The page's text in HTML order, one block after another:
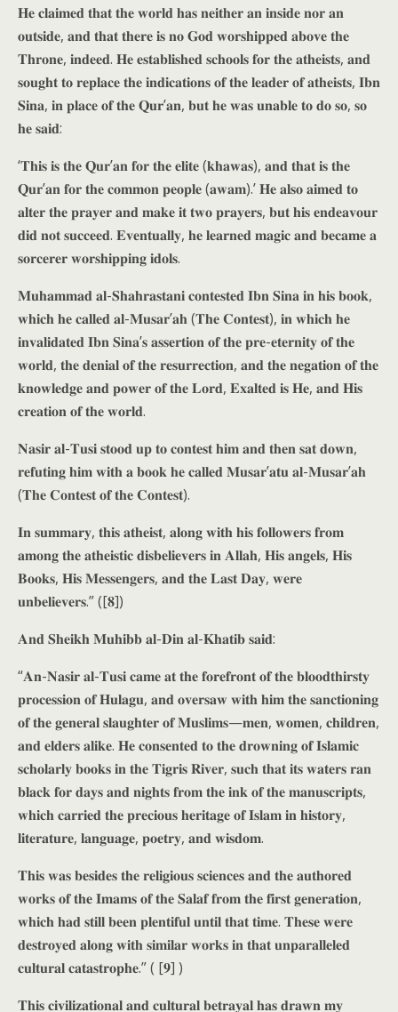
𝐇𝐞 𝐜𝐥𝐚𝐢𝐦𝐞𝐝 𝐭𝐡𝐚𝐭 𝐭𝐡𝐞 𝐰𝐨𝐫𝐥𝐝 𝐡𝐚𝐬 𝐧𝐞𝐢𝐭𝐡𝐞𝐫 𝐚𝐧 𝐢𝐧𝐬𝐢𝐝𝐞 𝐧𝐨𝐫 𝐚𝐧
𝐨𝐮𝐭𝐬𝐢𝐝𝐞, 𝐚𝐧𝐝 𝐭𝐡𝐚𝐭 𝐭𝐡𝐞𝐫𝐞 𝐢𝐬 𝐧𝐨 𝐆𝐨𝐝 𝐰𝐨𝐫𝐬𝐡𝐢𝐩𝐩𝐞𝐝 𝐚𝐛𝐨𝐯𝐞 𝐭𝐡𝐞
𝐓𝐡𝐫𝐨𝐧𝐞, 𝐢𝐧𝐝𝐞𝐞𝐝. 𝐇𝐞 𝐞𝐬𝐭𝐚𝐛𝐥𝐢𝐬𝐡𝐞𝐝 𝐬𝐜𝐡𝐨𝐨𝐥𝐬 𝐟𝐨𝐫 𝐭𝐡𝐞 𝐚𝐭𝐡𝐞𝐢𝐬𝐭𝐬, 𝐚𝐧𝐝
𝐬𝐨𝐮𝐠𝐡𝐭 𝐭𝐨 𝐫𝐞𝐩𝐥𝐚𝐜𝐞 𝐭𝐡𝐞 𝐢𝐧𝐝𝐢𝐜𝐚𝐭𝐢𝐨𝐧𝐬 𝐨𝐟 𝐭𝐡𝐞 𝐥𝐞𝐚𝐝𝐞𝐫 𝐨𝐟 𝐚𝐭𝐡𝐞𝐢𝐬𝐭𝐬, 𝐈𝐛𝐧
𝐒𝐢𝐧𝐚, 𝐢𝐧 𝐩𝐥𝐚𝐜𝐞 𝐨𝐟 𝐭𝐡𝐞 𝐐𝐮𝐫’𝐚𝐧, 𝐛𝐮𝐭 𝐡𝐞 𝐰𝐚𝐬 𝐮𝐧𝐚𝐛𝐥𝐞 𝐭𝐨 𝐝𝐨 𝐬𝐨, 𝐬𝐨
𝐡𝐞 𝐬𝐚𝐢𝐝:
‘𝐓𝐡𝐢𝐬 𝐢𝐬 𝐭𝐡𝐞 𝐐𝐮𝐫’𝐚𝐧 𝐟𝐨𝐫 𝐭𝐡𝐞 𝐞𝐥𝐢𝐭𝐞 (𝐤𝐡𝐚𝐰𝐚𝐬), 𝐚𝐧𝐝 𝐭𝐡𝐚𝐭 𝐢𝐬 𝐭𝐡𝐞
𝐐𝐮𝐫’𝐚𝐧 𝐟𝐨𝐫 𝐭𝐡𝐞 𝐜𝐨𝐦𝐦𝐨𝐧 𝐩𝐞𝐨𝐩𝐥𝐞 (𝐚𝐰𝐚𝐦).’ 𝐇𝐞 𝐚𝐥𝐬𝐨 𝐚𝐢𝐦𝐞𝐝 𝐭𝐨
𝐚𝐥𝐭𝐞𝐫 𝐭𝐡𝐞 𝐩𝐫𝐚𝐲𝐞𝐫 𝐚𝐧𝐝 𝐦𝐚𝐤𝐞 𝐢𝐭 𝐭𝐰𝐨 𝐩𝐫𝐚𝐲𝐞𝐫𝐬, 𝐛𝐮𝐭 𝐡𝐢𝐬 𝐞𝐧𝐝𝐞𝐚𝐯𝐨𝐮𝐫
𝐝𝐢𝐝 𝐧𝐨𝐭 𝐬𝐮𝐜𝐜𝐞𝐞𝐝. 𝐄𝐯𝐞𝐧𝐭𝐮𝐚𝐥𝐥𝐲, 𝐡𝐞 𝐥𝐞𝐚𝐫𝐧𝐞𝐝 𝐦𝐚𝐠𝐢𝐜 𝐚𝐧𝐝 𝐛𝐞𝐜𝐚𝐦𝐞 𝐚
𝐬𝐨𝐫𝐜𝐞𝐫𝐞𝐫 𝐰𝐨𝐫𝐬𝐡𝐢𝐩𝐩𝐢𝐧𝐠 𝐢𝐝𝐨𝐥𝐬.
𝐌𝐮𝐡𝐚𝐦𝐦𝐚𝐝 𝐚𝐥-𝐒𝐡𝐚𝐡𝐫𝐚𝐬𝐭𝐚𝐧𝐢 𝐜𝐨𝐧𝐭𝐞𝐬𝐭𝐞𝐝 𝐈𝐛𝐧 𝐒𝐢𝐧𝐚 𝐢𝐧 𝐡𝐢𝐬 𝐛𝐨𝐨𝐤,
𝐰𝐡𝐢𝐜𝐡 𝐡𝐞 𝐜𝐚𝐥𝐥𝐞𝐝 𝐚𝐥-𝐌𝐮𝐬𝐚𝐫’𝐚𝐡 (𝐓𝐡𝐞 𝐂𝐨𝐧𝐭𝐞𝐬𝐭), 𝐢𝐧 𝐰𝐡𝐢𝐜𝐡 𝐡𝐞
𝐢𝐧𝐯𝐚𝐥𝐢𝐝𝐚𝐭𝐞𝐝 𝐈𝐛𝐧 𝐒𝐢𝐧𝐚’𝐬 𝐚𝐬𝐬𝐞𝐫𝐭𝐢𝐨𝐧 𝐨𝐟 𝐭𝐡𝐞 𝐩𝐫𝐞-𝐞𝐭𝐞𝐫𝐧𝐢𝐭𝐲 𝐨𝐟 𝐭𝐡𝐞
𝐰𝐨𝐫𝐥𝐝, 𝐭𝐡𝐞 𝐝𝐞𝐧𝐢𝐚𝐥 𝐨𝐟 𝐭𝐡𝐞 𝐫𝐞𝐬𝐮𝐫𝐫𝐞𝐜𝐭𝐢𝐨𝐧, 𝐚𝐧𝐝 𝐭𝐡𝐞 𝐧𝐞𝐠𝐚𝐭𝐢𝐨𝐧 𝐨𝐟 𝐭𝐡𝐞
𝐤𝐧𝐨𝐰𝐥𝐞𝐝𝐠𝐞 𝐚𝐧𝐝 𝐩𝐨𝐰𝐞𝐫 𝐨𝐟 𝐭𝐡𝐞 𝐋𝐨𝐫𝐝, 𝐄𝐱𝐚𝐥𝐭𝐞𝐝 𝐢𝐬 𝐇𝐞, 𝐚𝐧𝐝 𝐇𝐢𝐬
𝐜𝐫𝐞𝐚𝐭𝐢𝐨𝐧 𝐨𝐟 𝐭𝐡𝐞 𝐰𝐨𝐫𝐥𝐝.
𝐍𝐚𝐬𝐢𝐫 𝐚𝐥-𝐓𝐮𝐬𝐢 𝐬𝐭𝐨𝐨𝐝 𝐮𝐩 𝐭𝐨 𝐜𝐨𝐧𝐭𝐞𝐬𝐭 𝐡𝐢𝐦 𝐚𝐧𝐝 𝐭𝐡𝐞𝐧 𝐬𝐚𝐭 𝐝𝐨𝐰𝐧,
𝐫𝐞𝐟𝐮𝐭𝐢𝐧𝐠 𝐡𝐢𝐦 𝐰𝐢𝐭𝐡 𝐚 𝐛𝐨𝐨𝐤 𝐡𝐞 𝐜𝐚𝐥𝐥𝐞𝐝 𝐌𝐮𝐬𝐚𝐫’𝐚𝐭𝐮 𝐚𝐥-𝐌𝐮𝐬𝐚𝐫’𝐚𝐡
(𝐓𝐡𝐞 𝐂𝐨𝐧𝐭𝐞𝐬𝐭 𝐨𝐟 𝐭𝐡𝐞 𝐂𝐨𝐧𝐭𝐞𝐬𝐭).
𝐈𝐧 𝐬𝐮𝐦𝐦𝐚𝐫𝐲, 𝐭𝐡𝐢𝐬 𝐚𝐭𝐡𝐞𝐢𝐬𝐭, 𝐚𝐥𝐨𝐧𝐠 𝐰𝐢𝐭𝐡 𝐡𝐢𝐬 𝐟𝐨𝐥𝐥𝐨𝐰𝐞𝐫𝐬 𝐟𝐫𝐨𝐦
𝐚𝐦𝐨𝐧𝐠 𝐭𝐡𝐞 𝐚𝐭𝐡𝐞𝐢𝐬𝐭𝐢𝐜 𝐝𝐢𝐬𝐛𝐞𝐥𝐢𝐞𝐯𝐞𝐫𝐬 𝐢𝐧 𝐀𝐥𝐥𝐚𝐡, 𝐇𝐢𝐬 𝐚𝐧𝐠𝐞𝐥𝐬, 𝐇𝐢𝐬
𝐁𝐨𝐨𝐤𝐬, 𝐇𝐢𝐬 𝐌𝐞𝐬𝐬𝐞𝐧𝐠𝐞𝐫𝐬, 𝐚𝐧𝐝 𝐭𝐡𝐞 𝐋𝐚𝐬𝐭 𝐃𝐚𝐲, 𝐰𝐞𝐫𝐞
𝐮𝐧𝐛𝐞𝐥𝐢𝐞𝐯𝐞𝐫𝐬.” ([𝟖])
𝐀𝐧𝐝 𝐒𝐡𝐞𝐢𝐤𝐡 𝐌𝐮𝐡𝐢𝐛𝐛 𝐚𝐥-𝐃𝐢𝐧 𝐚𝐥-𝐊𝐡𝐚𝐭𝐢𝐛 𝐬𝐚𝐢𝐝:
“𝐀𝐧-𝐍𝐚𝐬𝐢𝐫 𝐚𝐥-𝐓𝐮𝐬𝐢 𝐜𝐚𝐦𝐞 𝐚𝐭 𝐭𝐡𝐞 𝐟𝐨𝐫𝐞𝐟𝐫𝐨𝐧𝐭 𝐨𝐟 𝐭𝐡𝐞 𝐛𝐥𝐨𝐨𝐝𝐭𝐡𝐢𝐫𝐬𝐭𝐲
𝐩𝐫𝐨𝐜𝐞𝐬𝐬𝐢𝐨𝐧 𝐨𝐟 𝐇𝐮𝐥𝐚𝐠𝐮, 𝐚𝐧𝐝 𝐨𝐯𝐞𝐫𝐬𝐚𝐰 𝐰𝐢𝐭𝐡 𝐡𝐢𝐦 𝐭𝐡𝐞 𝐬𝐚𝐧𝐜𝐭𝐢𝐨𝐧𝐢𝐧𝐠
𝐨𝐟 𝐭𝐡𝐞 𝐠𝐞𝐧𝐞𝐫𝐚𝐥 𝐬𝐥𝐚𝐮𝐠𝐡𝐭𝐞𝐫 𝐨𝐟 𝐌𝐮𝐬𝐥𝐢𝐦𝐬—𝐦𝐞𝐧, 𝐰𝐨𝐦𝐞𝐧, 𝐜𝐡𝐢𝐥𝐝𝐫𝐞𝐧,
𝐚𝐧𝐝 𝐞𝐥𝐝𝐞𝐫𝐬 𝐚𝐥𝐢𝐤𝐞. 𝐇𝐞 𝐜𝐨𝐧𝐬𝐞𝐧𝐭𝐞𝐝 𝐭𝐨 𝐭𝐡𝐞 𝐝𝐫𝐨𝐰𝐧𝐢𝐧𝐠 𝐨𝐟 𝐈𝐬𝐥𝐚𝐦𝐢𝐜
𝐬𝐜𝐡𝐨𝐥𝐚𝐫𝐥𝐲 𝐛𝐨𝐨𝐤𝐬 𝐢𝐧 𝐭𝐡𝐞 𝐓𝐢𝐠𝐫𝐢𝐬 𝐑𝐢𝐯𝐞𝐫, 𝐬𝐮𝐜𝐡 𝐭𝐡𝐚𝐭 𝐢𝐭𝐬 𝐰𝐚𝐭𝐞𝐫𝐬 𝐫𝐚𝐧
𝐛𝐥𝐚𝐜𝐤 𝐟𝐨𝐫 𝐝𝐚𝐲𝐬 𝐚𝐧𝐝 𝐧𝐢𝐠𝐡𝐭𝐬 𝐟𝐫𝐨𝐦 𝐭𝐡𝐞 𝐢𝐧𝐤 𝐨𝐟 𝐭𝐡𝐞 𝐦𝐚𝐧𝐮𝐬𝐜𝐫𝐢𝐩𝐭𝐬,
𝐰𝐡𝐢𝐜𝐡 𝐜𝐚𝐫𝐫𝐢𝐞𝐝 𝐭𝐡𝐞 𝐩𝐫𝐞𝐜𝐢𝐨𝐮𝐬 𝐡𝐞𝐫𝐢𝐭𝐚𝐠𝐞 𝐨𝐟 𝐈𝐬𝐥𝐚𝐦 𝐢𝐧 𝐡𝐢𝐬𝐭𝐨𝐫𝐲,
𝐥𝐢𝐭𝐞𝐫𝐚𝐭𝐮𝐫𝐞, 𝐥𝐚𝐧𝐠𝐮𝐚𝐠𝐞, 𝐩𝐨𝐞𝐭𝐫𝐲, 𝐚𝐧𝐝 𝐰𝐢𝐬𝐝𝐨𝐦.
𝐓𝐡𝐢𝐬 𝐰𝐚𝐬 𝐛𝐞𝐬𝐢𝐝𝐞𝐬 𝐭𝐡𝐞 𝐫𝐞𝐥𝐢𝐠𝐢𝐨𝐮𝐬 𝐬𝐜𝐢𝐞𝐧𝐜𝐞𝐬 𝐚𝐧𝐝 𝐭𝐡𝐞 𝐚𝐮𝐭𝐡𝐨𝐫𝐞𝐝
𝐰𝐨𝐫𝐤𝐬 𝐨𝐟 𝐭𝐡𝐞 𝐈𝐦𝐚𝐦𝐬 𝐨𝐟 𝐭𝐡𝐞 𝐒𝐚𝐥𝐚𝐟 𝐟𝐫𝐨𝐦 𝐭𝐡𝐞 𝐟𝐢𝐫𝐬𝐭 𝐠𝐞𝐧𝐞𝐫𝐚𝐭𝐢𝐨𝐧,
𝐰𝐡𝐢𝐜𝐡 𝐡𝐚𝐝 𝐬𝐭𝐢𝐥𝐥 𝐛𝐞𝐞𝐧 𝐩𝐥𝐞𝐧𝐭𝐢𝐟𝐮𝐥 𝐮𝐧𝐭𝐢𝐥 𝐭𝐡𝐚𝐭 𝐭𝐢𝐦𝐞. 𝐓𝐡𝐞𝐬𝐞 𝐰𝐞𝐫𝐞
𝐝𝐞𝐬𝐭𝐫𝐨𝐲𝐞𝐝 𝐚𝐥𝐨𝐧𝐠 𝐰𝐢𝐭𝐡 𝐬𝐢𝐦𝐢𝐥𝐚𝐫 𝐰𝐨𝐫𝐤𝐬 𝐢𝐧 𝐭𝐡𝐚𝐭 𝐮𝐧𝐩𝐚𝐫𝐚𝐥𝐥𝐞𝐥𝐞𝐝
𝐜𝐮𝐥𝐭𝐮𝐫𝐚𝐥 𝐜𝐚𝐭𝐚𝐬𝐭𝐫𝐨𝐩𝐡𝐞.” ( [𝟗] )
𝐓𝐡𝐢𝐬 𝐜𝐢𝐯𝐢𝐥𝐢𝐳𝐚𝐭𝐢𝐨𝐧𝐚𝐥 𝐚𝐧𝐝 𝐜𝐮𝐥𝐭𝐮𝐫𝐚𝐥 𝐛𝐞𝐭𝐫𝐚𝐲𝐚𝐥 𝐡𝐚𝐬 𝐝𝐫𝐚𝐰𝐧 𝐦𝐲